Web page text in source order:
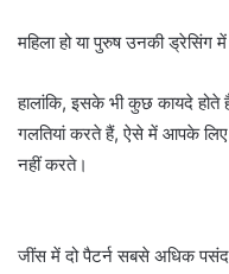
महिला हो या पुरुष उनकी ड्रेसिंग
हालांकि, इसके भी कुछ कायदे
गलतियां करते हैं, ऐसे में आपके लिए
नहीं करते।
जींस में दो पैटर्न सबसे अधिक